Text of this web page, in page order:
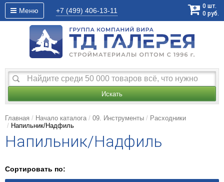
Меню +7 (499) 406-13-11
0 шт.
0 руб.
Искать
Главная Начало каталога 09. Инструменты
Расходники
Напильник/Надфиль
Напильник/Надфиль
Сортировать по: